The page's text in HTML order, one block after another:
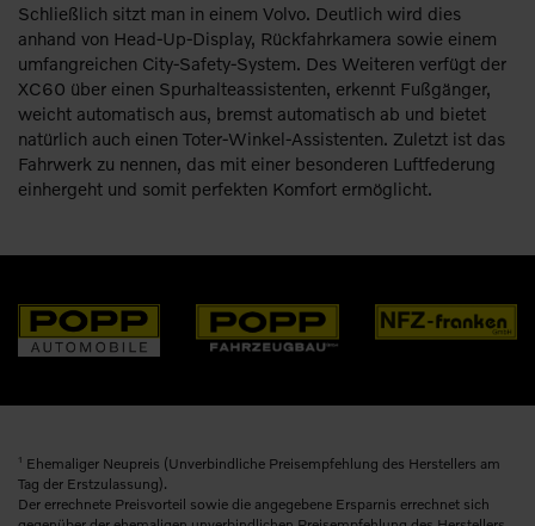
Schließlich sitzt man in einem Volvo. Deutlich wird dies
anhand von Head-Up-Display, Rückfahrkamera sowie einem
umfangreichen City-Safety-System. Des Weiteren verfügt der
XC60 über einen Spurhalteassistenten, erkennt Fußgänger,
weicht automatisch aus, bremst automatisch ab und bietet
natürlich auch einen Toter-Winkel-Assistenten. Zuletzt ist das
Fahrwerk zu nennen, das mit einer besonderen Luftfederung
einhergeht und somit perfekten Komfort ermöglicht.
1 Ehemaliger Neupreis (Unverbindliche Preisempfehlung des Herstellers am
Tag der Erstzulassung).
Der errechnete Preisvorteil sowie die angegebene Ersparnis errechnet sich